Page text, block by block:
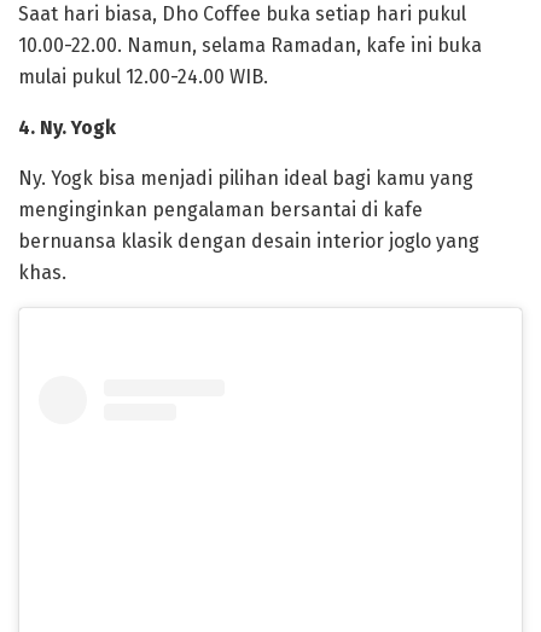
Saat hari biasa, Dho Coffee buka setiap hari pukul
10.00-22.00. Namun, selama Ramadan, kafe ini buka
mulai pukul 12.00-24.00 WIB.
4. Ny. Yogk
Ny. Yogk bisa menjadi pilihan ideal bagi kamu yang
menginginkan pengalaman bersantai di kafe
bernuansa klasik dengan desain interior joglo yang
khas.